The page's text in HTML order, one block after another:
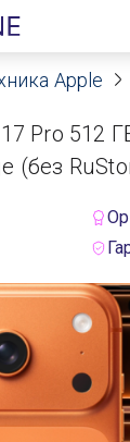
оферты
Apple
Pro 512
(без